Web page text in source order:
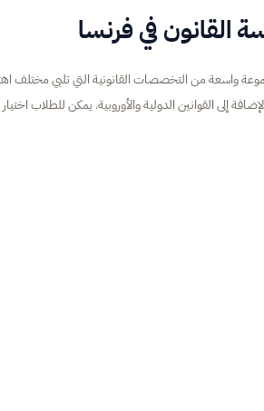
في فرنسا
واسعة من التخصصات القانونية التي تلبي
إلى القوانين الدولية والأوروبية. يمكن للطلاب